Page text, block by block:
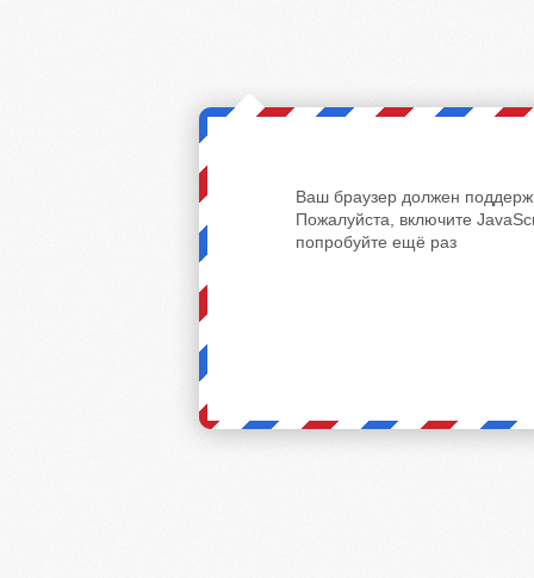
Ваш браузер должен
Пожалуйста, включите
попробуйте ещё раз